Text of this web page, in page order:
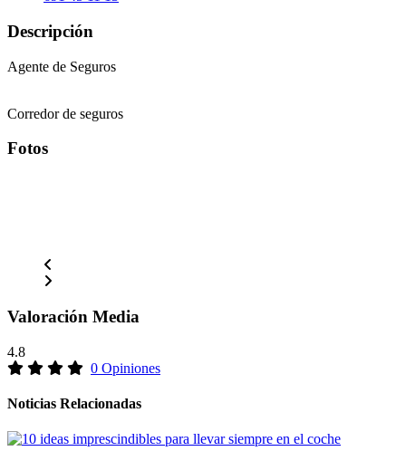
Descripción
Agente de Seguros
Corredor de seguros
Fotos
Valoración Media
4.8
0 Opiniones
Noticias Relacionadas